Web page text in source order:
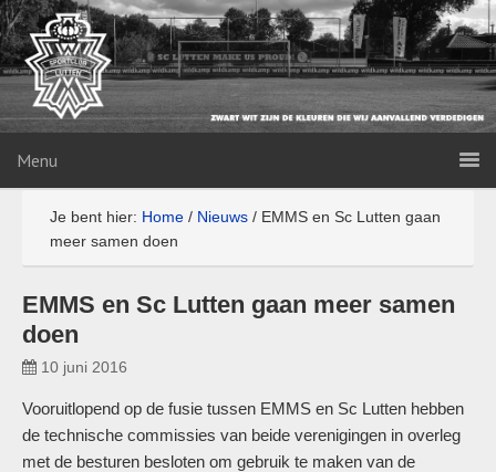
Menu
Je bent hier: Home / Nieuws / EMMS en Sc Lutten gaan
meer samen doen
EMMS en Sc Lutten gaan meer samen
doen
10 juni 2016
Vooruitlopend op de fusie tussen EMMS en Sc Lutten hebben
de technische commissies van beide verenigingen in overleg
met de besturen besloten om gebruik te maken van de